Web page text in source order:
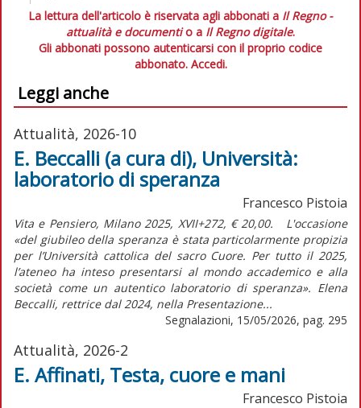
La lettura dell'articolo è riservata agli abbonati a Il Regno -
attualità e documentio a Il Regno digitale.
Gli abbonati possono autenticarsi con il proprio codice
abbonato. Accedi.
Leggi anche
Attualità, 2026-10
E. Beccalli (a cura di), Università:
laboratorio di speranza
Francesco Pistoia
Vita e Pensiero, Milano 2025, XVII+272, € 20,00. L'occasione
«del giubileo della speranza è stata particolarmente propizia
per l’Università cattolica del sacro Cuore. Per tutto il 2025,
l’ateneo ha inteso presentarsi al mondo accademico e alla
società come un autentico laboratorio di speranza». Elena
Beccalli, rettrice dal 2024, nella Presentazione...
Segnalazioni, 15/05/2026, pag. 295
Attualità, 2026-2
E. Affinati, Testa, cuore e mani
Francesco Pistoia